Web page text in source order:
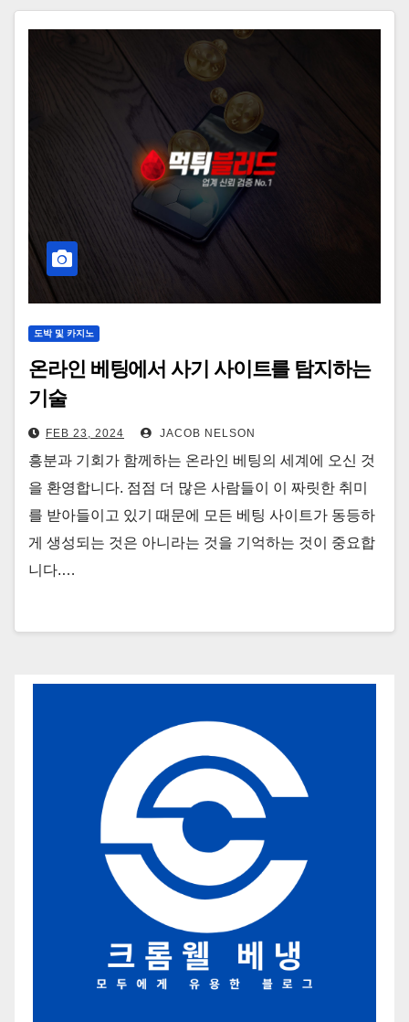
도박 및 카지노
온라인 베팅에서 사기 사이트를 탐지하는
기술
FEB 23, 2024 JACOB NELSON
흥분과 기회가 함께하는 온라인 베팅의 세계에 오신 것
을 환영합니다. 점점 더 많은 사람들이 이 짜릿한 취미
를 받아들이고 있기 때문에 모든 베팅 사이트가 동등하
게 생성되는 것은 아니라는 것을 기억하는 것이 중요합
니다.…